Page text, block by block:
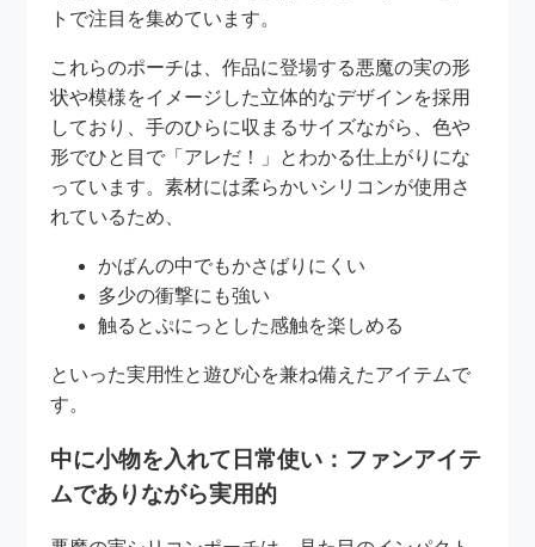
トで注目を集めています。
これらのポーチは、作品に登場する悪魔の実の形
状や模様をイメージした立体的なデザインを採用
しており、手のひらに収まるサイズながら、色や
形でひと目で「アレだ！」とわかる仕上がりにな
っています。素材には柔らかいシリコンが使用さ
れているため、
かばんの中でもかさばりにくい
多少の衝撃にも強い
触るとぷにっとした感触を楽しめる
といった実用性と遊び心を兼ね備えたアイテムで
す。
中に小物を入れて日常使い：ファンアイテ
ムでありながら実用的